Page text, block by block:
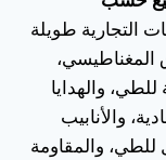
التجارية طويلة
المغناطيسي،
للطي، والهدايا
والأنابيب
للطي، والمقاومة